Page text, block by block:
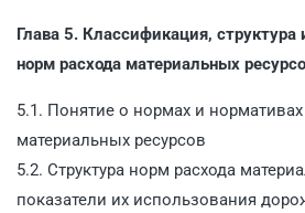
Глава 5. Классификация,
норм расхода материальных
5.1. Понятие о нормах и нормативах
материальных ресурсов
5.2. Структура норм расхода
показатели их использования